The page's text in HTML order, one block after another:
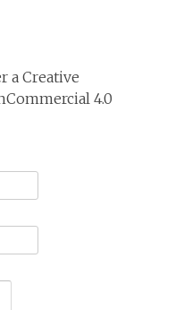
aCreative
4.0